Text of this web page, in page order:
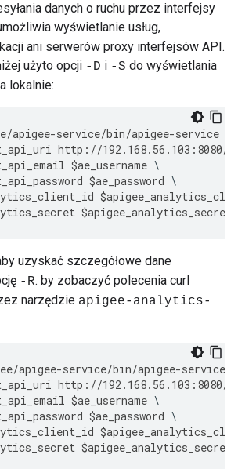
danych o ruchu przez interfejsy
wyświetlanie usług,
ani serwerów proxy interfejsów API.
użyto opcji -D i -S do wyświetlania
lokalnie:
/apigee-service/bin/apigee-service
http : //192.168. 56.103 : 8080/
$ae_username
$ae_password
$
$apigee_analytics_secret
uzyskać szczegółowe dane
-R. by zobaczyć polecenia curl
narzędzie apigee-analytics-
/apigee-service/bin/apigee-service
http : //192.168. 56.103 : 8080/
$ae_username
$ae_password
$
$apigee_analytics_secret